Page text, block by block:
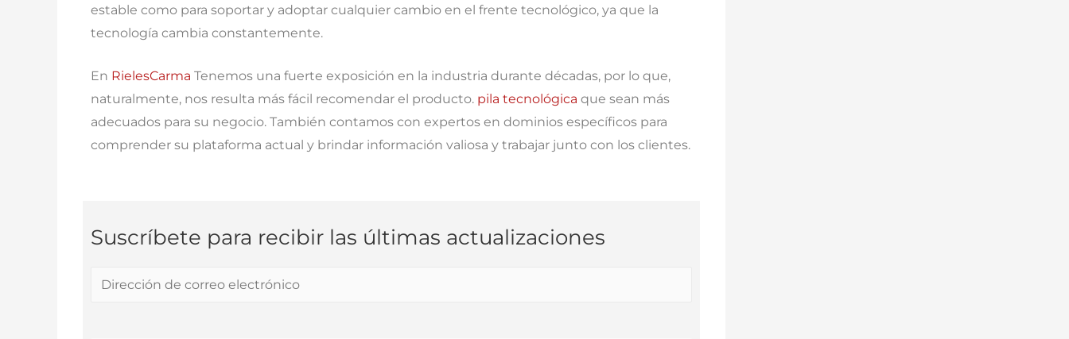
estable como para soportar y adoptar cualquier cambio en el frente tecnológico, ya que la
tecnología cambia constantemente.
En RielesCarma Tenemos una fuerte exposición en la industria durante décadas, por lo que,
naturalmente, nos resulta más fácil recomendar el producto. pila tecnológica que sean más
adecuados para su negocio. También contamos con expertos en dominios específicos para
comprender su plataforma actual y brindar información valiosa y trabajar junto con los clientes.
Suscríbete para recibir las últimas actualizaciones